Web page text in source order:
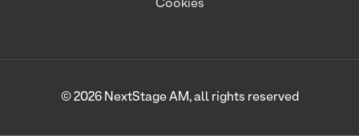
Cookies
© 2026 NextStage AM, all rights reserved